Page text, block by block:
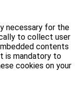
necessary for the
to collect user
contents
is mandatory to
cookies on your